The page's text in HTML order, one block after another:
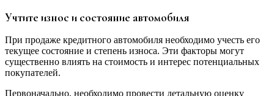
Учтите износ и состояние автомобиля
При продаже кредитного автомобиля необходимо учесть его
текущее состояние и степень износа. Эти факторы могут
существенно влиять на стоимость и интерес потенциальных
покупателей.
Первоначально, необходимо провести детальную оценку